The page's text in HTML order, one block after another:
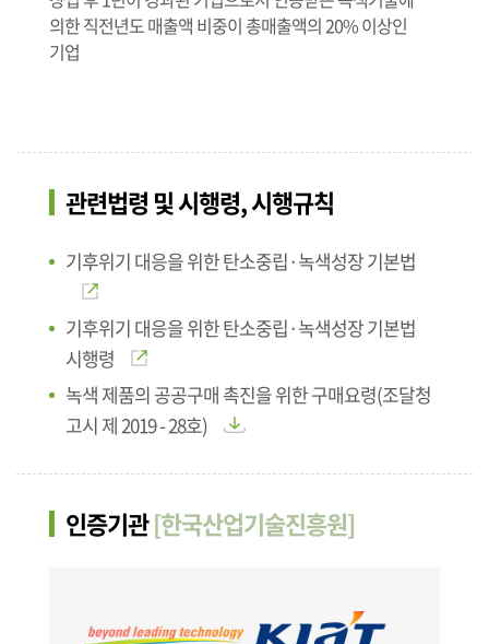
의한 직전년도 매출액 비중이 총매출액의 20% 이상인
기업
관련법령 및 시행령, 시행규칙
기후위기 대응을 위한 탄소중립·녹색성장 기본법
기후위기 대응을 위한 탄소중립·녹색성장 기본법
시행령
녹색 제품의 공공구매 촉진을 위한 구매요령(조달청
고시 제 2019 - 28호)
인증기관[한국산업기술진흥원]